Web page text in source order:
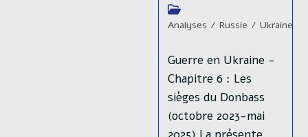
la
publication :
de
lecture :
Post
category:
Analyses / Russie / Ukraine
Guerre en Ukraine -
Chapitre 6 : Les
sièges du Donbass
(octobre 2023-mai
The
2022
Sergueï
Jirnov, le
seul espion
du KGB à
avoir réussi